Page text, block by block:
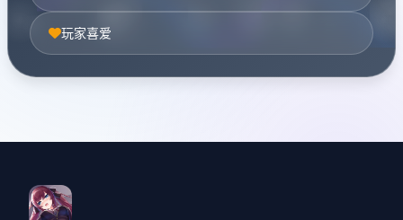
玩家喜爱